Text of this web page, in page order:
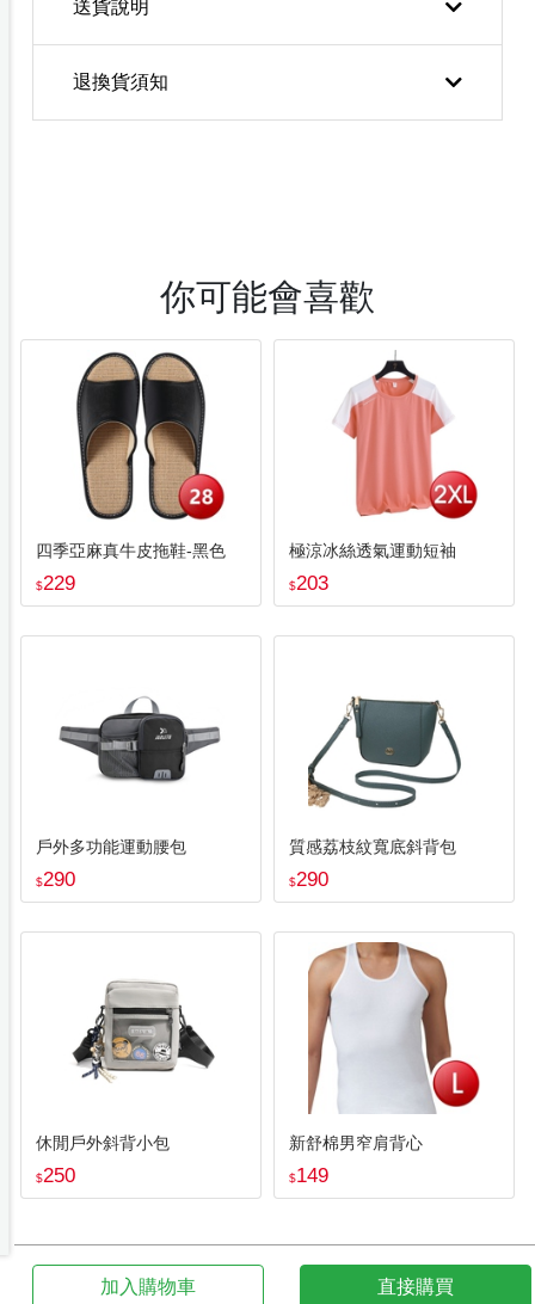
送貨說明
退換貨須知
你可能會喜歡
四季亞麻真牛皮拖鞋-黑色
$229
極涼冰絲透氣運動短袖
$203
戶外多功能運動腰包
$290
質感荔枝紋寬底斜背包
$290
休閒戶外斜背小包
$250
新舒棉男窄肩背心
$149
加入購物車 直接購買